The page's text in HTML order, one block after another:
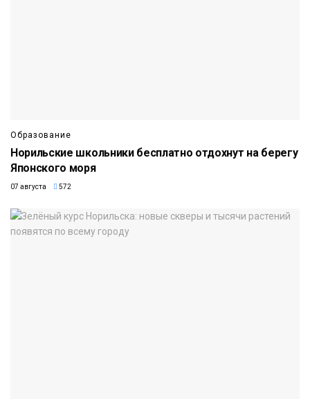
Образование
Норильские школьники бесплатно отдохнут на берегу
Японского моря
07 августа 572